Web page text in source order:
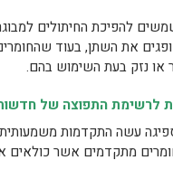
להפיכת החיתולים
את השתן, בעוד
או נזק בעת השימוש בהם.
לרשימת התפוצה של חדשות
עשה התקדמות משמעותית
מתקדמים אשר כולאים